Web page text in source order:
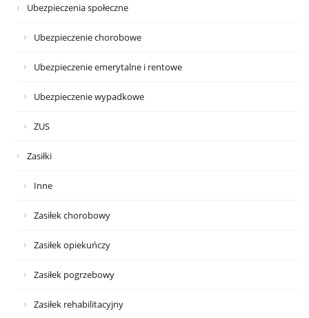
Ubezpieczenia społeczne
Ubezpieczenie chorobowe
Ubezpieczenie emerytalne i rentowe
Ubezpieczenie wypadkowe
ZUS
Zasiłki
Inne
Zasiłek chorobowy
Zasiłek opiekuńczy
Zasiłek pogrzebowy
Zasiłek rehabilitacyjny